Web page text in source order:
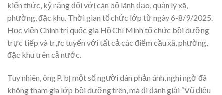
kiến thức, kỹ năng đối với cán bộ lãnh đạo, quản lý xã,
phường, đặc khu. Thời gian tổ chức lớp từ ngày 6-8/9/2025.
Học viện Chính trị quốc gia Hồ Chí Minh tổ chức bồi dưỡng
trực tiếp và trực tuyến với tất cả các điểm cầu xã, phường,
đặc khu trên cả nước.
Tuy nhiên, ông P. bị một số người dân phản ánh, nghi ngờ đã
không tham gia lớp bồi dưỡng trên, mà đi đánh giải “Vũ điệu